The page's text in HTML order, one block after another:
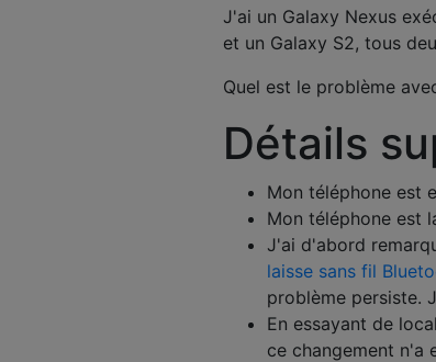
J'ai un Galaxy Nexus
et un Galaxy S2, tous
Quel est le problème
Détails
Mon téléphone est
Mon téléphone est
J'ai d'abord
laisse sans fil
problème persiste.
En essayant de
ce changement n'a